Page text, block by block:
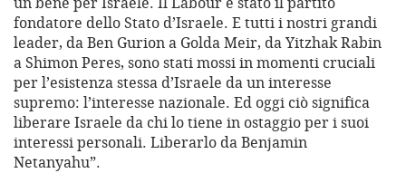
fondatore dello Stato d’Israele. E tutti i nostri grandi
leader, da Ben Gurion a Golda Meir, da Yitzhak Rabin
a Shimon Peres, sono stati mossi in momenti cruciali
per l’esistenza stessa d’Israele da un interesse
supremo: l’interesse nazionale. Ed oggi ciò significa
liberare Israele da chi lo tiene in ostaggio per i suoi
interessi personali. Liberarlo da Benjamin
Netanyahu”.